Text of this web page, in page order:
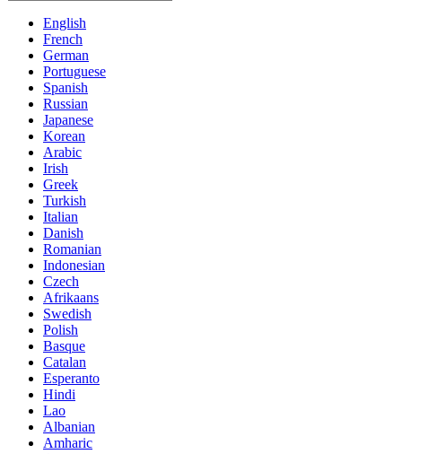
English
French
German
Portuguese
Spanish
Russian
Japanese
Korean
Arabic
Irish
Greek
Turkish
Italian
Danish
Romanian
Indonesian
Czech
Afrikaans
Swedish
Polish
Basque
Catalan
Esperanto
Hindi
Lao
Albanian
Amharic